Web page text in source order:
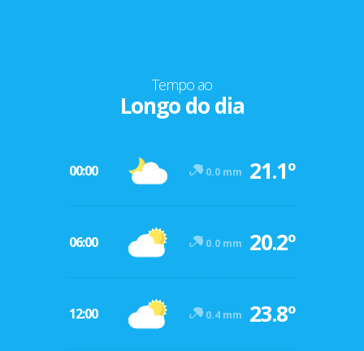
Tempo ao
Longo do dia
00:00 0.0 mm 21.1º
06:00 0.0 mm 20.2º
12:00 0.4 mm 23.8º